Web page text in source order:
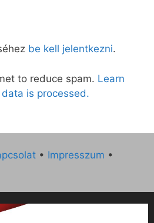
be kell jelentkezni.
to reduce spam. Learn
is processed.
• Impresszum •